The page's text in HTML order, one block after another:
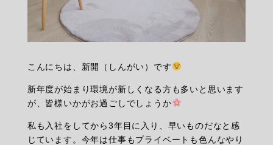
こんにちは、新開（しんがい）です
新年度が始まり環境が新しくなる方も多いと思います
が、皆様いかがお過ごしでしょうか
私も入社をしてから3年目に入り、早いものだなと感
じています。今年は仕事もプライベートも色んなやり